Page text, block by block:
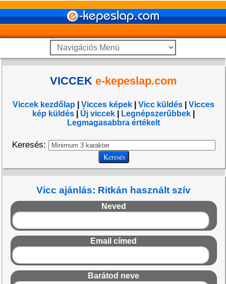
VICCEKe-kepeslap.com
Viccek kezdőlap |Vicces képek |Vicc küldés |Vicces
kép küldés
Új viccek Legnépszerűbbek
Legmagasabbra értékelt
Keresés:
Vicc ajánlás: Ritkán használt szív
Neved
Email címed
Barátod neve